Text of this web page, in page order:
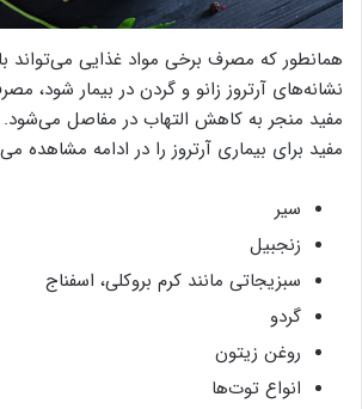
همانطور که مصرف برخی مواد غذایی می‌تواند
نشانه‌های آرتروز زانو و گردن در بیمار شود،
مفید منجر به کاهش التهاب در مفاصل می‌شود.
مفید برای بیماری آرتروز را در ادامه مشاهده
سیر
زنجبیل
سبزیجاتی مانند کرم بروکلی، اسفناج
گردو
روغن زیتون
انواع توت‌ها